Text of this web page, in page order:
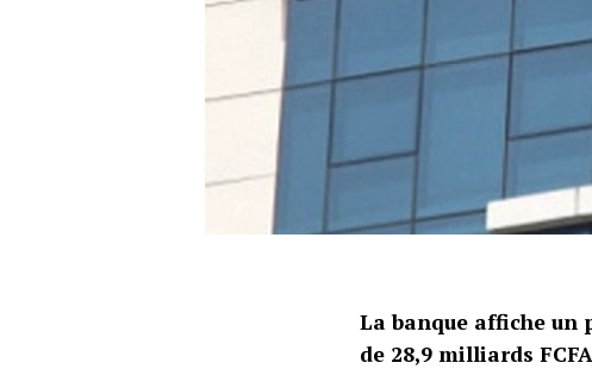
La banque affiche un
de 28,9 milliards